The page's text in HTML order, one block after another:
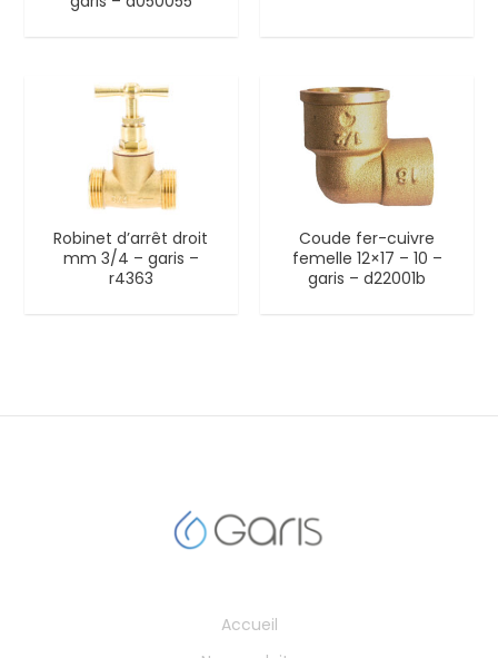
Robinet d’arrêt droit
mm 3/4 – garis –
r4363
Coude fer-cuivre
femelle 12×17 – 10 –
garis – d22001b
Accueil